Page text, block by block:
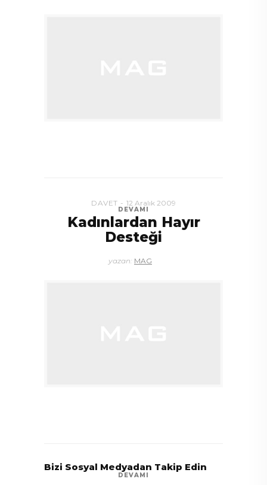
DEVAMI
DAVET 12 Aralık 2009
Kadınlardan Hayır
Desteği
yazan: MAG
DEVAMI
Bizi Sosyal Medyadan Takip Edin